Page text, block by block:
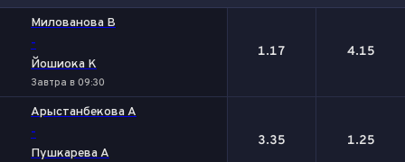
Милованова В
-
Йошиока К
Завтра в 09:30
1.17 4.15
Арыстанбекова А
-
Пушкарева А
3.35 1.25